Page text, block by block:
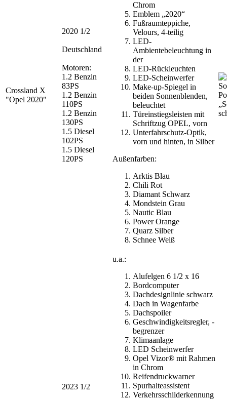
Crossland X
"Opel 2020"
2020 1/2
Deutschland
Motoren:
1.2 Benzin
83PS
1.2 Benzin
110PS
1.2 Benzin
130PS
1.5 Diesel
102PS
1.5 Diesel
120PS
Chrom
Emblem „2020“
Fußraumteppiche,
Velours, 4-teilig
LED-
Ambientebeleuchtung in
der
LED-Rückleuchten
LED-Scheinwerfer
Make-up-Spiegel in
beiden Sonnenblenden,
beleuchtet
Türeinstiegsleisten mit
Schriftzug OPEL, vorn
Unterfahrschutz-Optik,
vorn und hinten, in Silber
Außenfarben:
Arktis Blau
Chili Rot
Diamant Schwarz
Mondstein Grau
Nautic Blau
Power Orange
Quarz Silber
Schnee Weiß
2023 1/2
u.a.:
Alufelgen 6 1/2 x 16
Bordcomputer
Dachdesignlinie schwarz
Dach in Wagenfarbe
Dachspoiler
Geschwindigkeitsregler, -
begrenzer
Klimaanlage
LED Scheinwerfer
Opel Vizor® mit Rahmen
in Chrom
Reifendruckwarner
Spurhalteassistent
Verkehrsschilderkennung